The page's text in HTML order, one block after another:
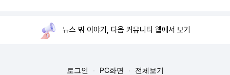
뉴스 밖 이야기, 다음 커뮤니티 웹에서 보기
로그인 PC화면 전체보기